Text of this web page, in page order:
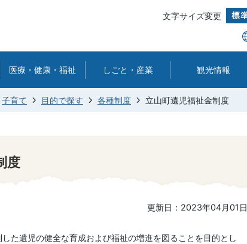
文字サイズ変更
医療・健康・福祉 しごと・産業 観光情報
子育て 目的で探す 各種制度 立山町遺児福祉金制度
度
更新日：2023年04月01日
た遺児の健全な育成および福祉の増進を図ることを目的とし